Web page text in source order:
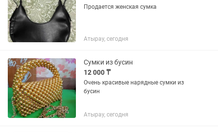
Продается женская сумка
Атырау, сегодня
Сумки из бусин
12 000 ₸
Очень красивые нарядные сумки из
бусин
Атырау, сегодня